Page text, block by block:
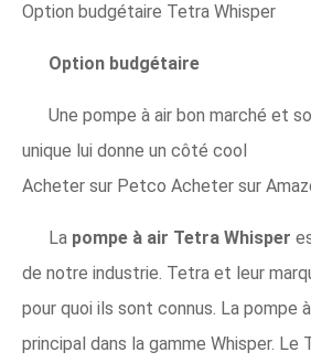
Option budgétaire Tetra Whisper
Option budgétaire
Une pompe à air bon marché et
unique lui donne un côté cool
Acheter sur Petco Acheter sur
La pompe à air Tetra Whisper
de notre industrie. Tetra et leur
pour quoi ils sont connus. La pompe
principal dans la gamme Whisper. Le